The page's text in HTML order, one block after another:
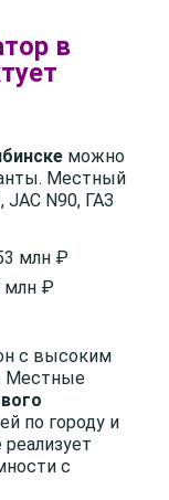
в
можно
Местный
JAC N90, ГАЗ
млн ₽
млн ₽
с высоким
Местные
по городу и
с